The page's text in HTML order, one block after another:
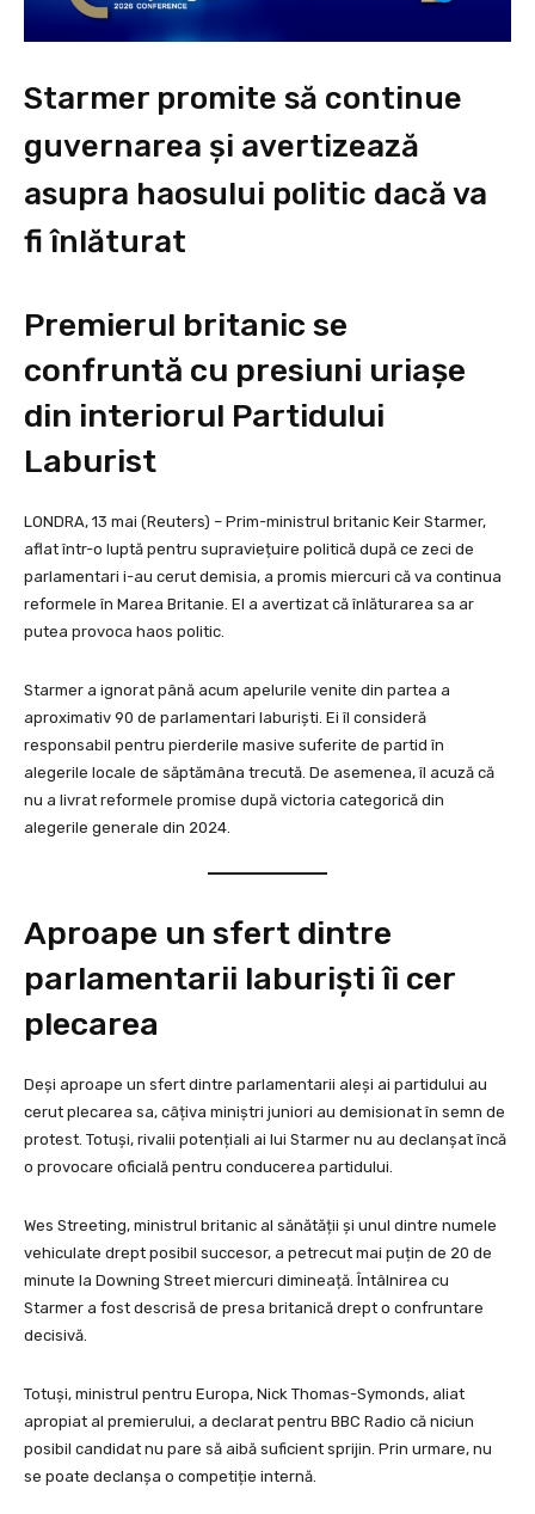
Starmer promite să continue
guvernarea și avertizează
asupra haosului politic dacă va
fi înlăturat
Premierul britanic se
confruntă cu presiuni uriașe
din interiorul Partidului
Laburist
LONDRA, 13 mai (Reuters) – Prim-ministrul britanic Keir Starmer,
aflat într-o luptă pentru supraviețuire politică după ce zeci de
parlamentari i-au cerut demisia, a promis miercuri că va continua
reformele în Marea Britanie. El a avertizat că înlăturarea sa ar
putea provoca haos politic.
Starmer a ignorat până acum apelurile venite din partea a
aproximativ 90 de parlamentari laburiști. Ei îl consideră
responsabil pentru pierderile masive suferite de partid în
alegerile locale de săptămâna trecută. De asemenea, îl acuză că
nu a livrat reformele promise după victoria categorică din
alegerile generale din 2024.
Aproape un sfert dintre
parlamentarii laburiști îi cer
plecarea
Deși aproape un sfert dintre parlamentarii aleși ai partidului au
cerut plecarea sa, câțiva miniștri juniori au demisionat în semn de
protest. Totuși, rivalii potențiali ai lui Starmer nu au declanșat încă
o provocare oficială pentru conducerea partidului.
Wes Streeting, ministrul britanic al sănătății și unul dintre numele
vehiculate drept posibil succesor, a petrecut mai puțin de 20 de
minute la Downing Street miercuri dimineață. Întâlnirea cu
Starmer a fost descrisă de presa britanică drept o confruntare
decisivă.
Totuși, ministrul pentru Europa, Nick Thomas-Symonds, aliat
apropiat al premierului, a declarat pentru BBC Radio că niciun
posibil candidat nu pare să aibă suficient sprijin. Prin urmare, nu
se poate declanșa o competiție internă.